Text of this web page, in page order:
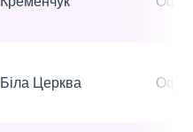
Біла Церква